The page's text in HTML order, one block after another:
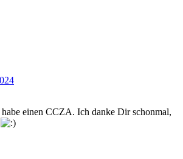
einen CCZA. Ich danke Dir schonmal,